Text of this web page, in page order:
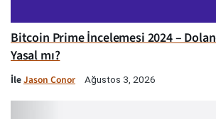
Bitcoin Prime İncelemesi 2024 –
Yasal mı?
İleJason Conor Ağustos 3, 2026